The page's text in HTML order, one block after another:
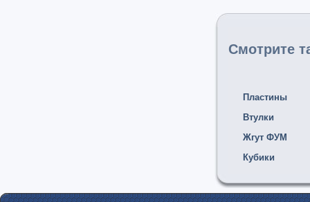
Смотрите
Пластины
Втулки
Жгут ФУМ
Кубики